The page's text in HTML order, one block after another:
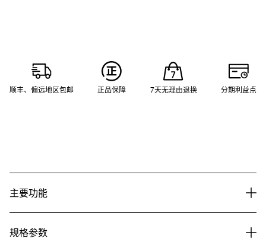
顺丰、偏远地区包邮 正品保障 7天无理由退换 分期利益点
主要功能
规格参数